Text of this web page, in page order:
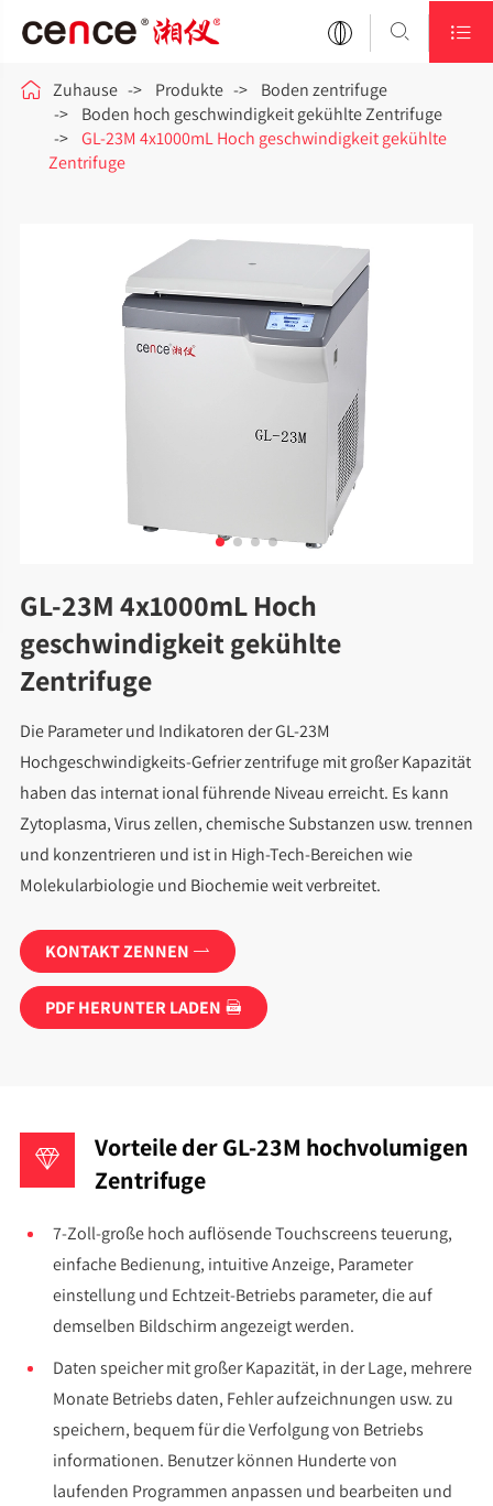
 
 Zuhause Produkte
Boden zentrifuge
Boden hoch geschwindigkeit gekühlte Zentrifuge
GL-23M 4x1000mL Hoch geschwindigkeit gekühlte
Zentrifuge
GL-23M 4x1000mL Hoch
geschwindigkeit gekühlte
Zentrifuge
Die Parameter und Indikatoren der GL-23M
Hochgeschwindigkeits-Gefrier zentrifuge mit großer Kapazität
haben das internat ional führende Niveau erreicht. Es kann
Zytoplasma, Virus zellen, chemische Substanzen usw. trennen
und konzentrieren und ist in High-Tech-Bereichen wie
Molekularbiologie und Biochemie weit verbreitet.
KONTAKT ZENNEN 
PDF HERUNTER LADEN 
Vorteile der GL-23M hochvolumigen
Zentrifuge
7-Zoll-große hoch auflösende Touchscreens teuerung,
einfache Bedienung, intuitive Anzeige, Parameter
einstellung und Echtzeit-Betriebs parameter, die auf
demselben Bildschirm angezeigt werden.
Daten speicher mit großer Kapazität, in der Lage, mehrere
Monate Betriebs daten, Fehler aufzeichnungen usw. zu
speichern, bequem für die Verfolgung von Betriebs
informationen. Benutzer können Hunderte von
laufenden Programmen anpassen und bearbeiten und